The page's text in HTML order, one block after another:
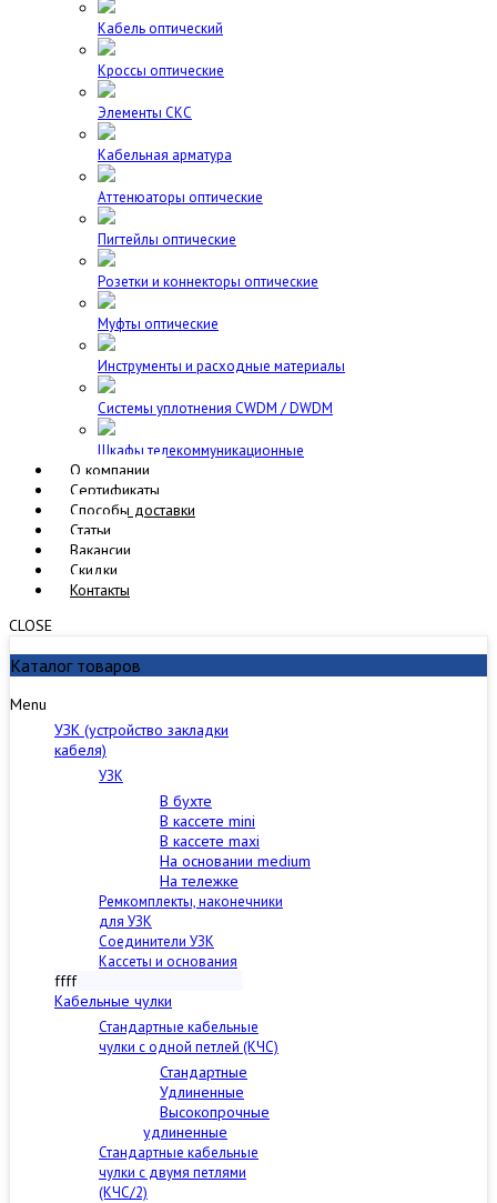
Кабель оптический
Кроссы оптические
Элементы СКС
Кабельная арматура
Аттенюаторы оптические
Пигтейлы оптические
Розетки и коннекторы оптические
Муфты оптические
Инструменты и расходные материалы
Cистемы уплотнения CWDM / DWDM
Шкафы телекоммуникационные
О компании
Сертификаты
Способы доставки
Статьи
Вакансии
Скидки
Контакты
CLOSE
Каталог товаров
Menu
УЗК (устройство закладки
кабеля)
УЗК
В бухте
В кассете mini
В кассете maxi
На основании medium
На тележке
Ремкомплекты, наконечники
для УЗК
Соединители УЗК
Кассеты и основания
ffff
Кабельные чулки
Стандартные кабельные
чулки c одной петлей (КЧС)
Стандартные
Удлиненные
Высокопрочные
удлиненные
Стандартные кабельные
чулки с двумя петлями
(КЧС/2)